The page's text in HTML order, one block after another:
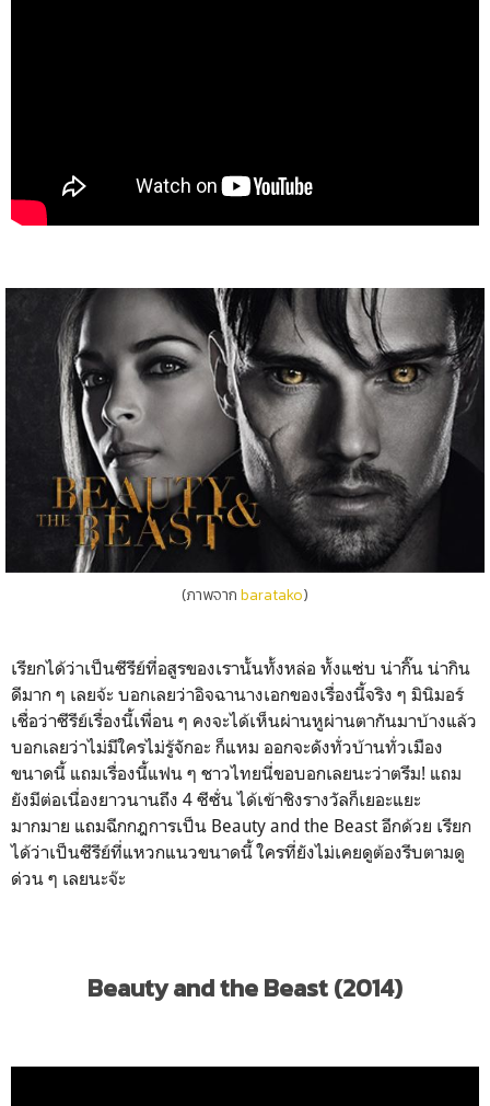
(ภาพจากbaratako)
เรียกได้ว่าเป็นซีรีย์ที่อสูรของเรานั้นทั้งหล่อ ทั้งแซ่บ น่ากิ๊น น่ากิน
ดีมาก ๆ เลยจ้ะ บอกเลยว่าอิจฉานางเอกของเรื่องนี้จริง ๆ มินิมอร์
เชื่อว่าซีรีย์เรื่องนี้เพื่อน ๆ คงจะได้เห็นผ่านหูผ่านตากันมาบ้างแล้ว
บอกเลยว่าไม่มีใครไม่รู้จักอะ ก็แหม ออกจะดังทั่วบ้านทั่วเมือง
ขนาดนี้ แถมเรื่องนี้แฟน ๆ ชาวไทยนี่ขอบอกเลยนะว่าตรึม! แถม
ยังมีต่อเนื่องยาวนานถึง 4 ซีซั่น ได้เข้าชิงรางวัลก็เยอะแยะ
มากมาย แถมฉีกกฎการเป็น Beauty and the Beast อีกด้วย เรียก
ได้ว่าเป็นซีรีย์ที่แหวกแนวขนาดนี้ ใครที่ยังไม่เคยดูต้องรีบตามดู
ด่วน ๆ เลยนะจ๊ะ
Beauty and the Beast (2014)